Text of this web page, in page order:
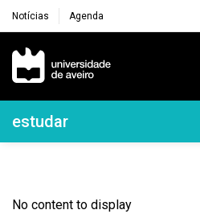
Notícias Agenda
Navegação Principal
Navegação Lateral
estudar
No content to display